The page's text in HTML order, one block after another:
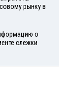
рынку в
о
слежки